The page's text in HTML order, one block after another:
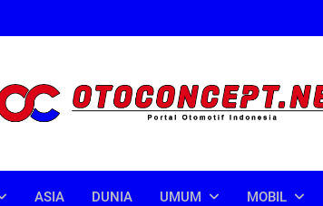
ASIA DUNIA UMUM MOBIL